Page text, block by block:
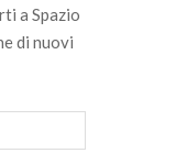
a Spazio
di nuovi